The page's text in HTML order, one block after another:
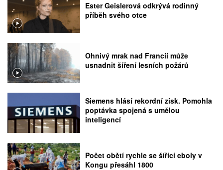
Ester Geislerová odkrývá rodinný
příběh svého otce
Ohnivý mrak nad Francií může
usnadnit šíření lesních požárů
Siemens hlásí rekordní zisk. Pomohla
poptávka spojená s umělou
inteligencí
Počet obětí rychle se šířící eboly v
Kongu přesáhl 1800